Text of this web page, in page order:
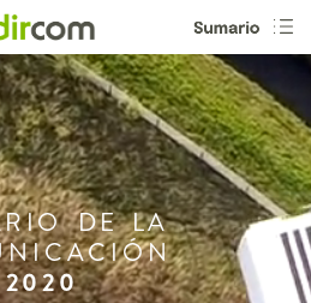
DE LA
2020